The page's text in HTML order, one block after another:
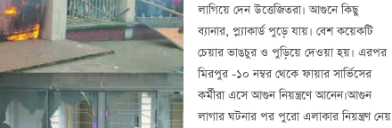
লাগিয়ে দেন উত্তেজিতরা। আগুনে কিছু
ব্যানার, প্ল্যাকার্ড পুড়ে যায়। বেশ কয়েকটি
চেয়ার ভাঙচুর ও পুড়িয়ে দেওয়া হয়। এরপর
মিরপুর -১০ নম্বর থেকে ফায়ার সার্ভিসের
কর্মীরা এসে আগুন নিয়ন্ত্রণে আনেন।আগুন
লাগার ঘটনার পর পুরো এলাকার নিয়ন্ত্রণ নেয়